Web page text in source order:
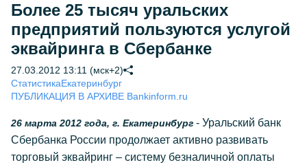
Более 25 тысяч уральских
предприятий пользуются услугой
эквайринга в Сбербанке
27.03.2012 13:11 (мск+2)
СтатистикаЕкатеринбург
ПУБЛИКАЦИЯ В АРХИВЕ Bankinform.ru
26 марта 2012 года, г. Екатеринбург - Уральский банк
Сбербанка России продолжает активно развивать
торговый эквайринг – систему безналичной оплаты